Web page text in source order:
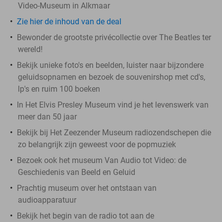
Video-Museum in Alkmaar
Zie hierde inhoud van de deal
Bewonder de grootste privécollectie over The Beatles ter
wereld!
Bekijk unieke foto's en beelden, luister naar bijzondere
geluidsopnamen en bezoek de souvenirshop met cd's,
lp's en ruim 100 boeken
In Het Elvis Presley Museum vind je het levenswerk van
meer dan 50 jaar
Bekijk bij Het Zeezender Museum radiozendschepen die
zo belangrijk zijn geweest voor de popmuziek
Bezoek ook het museum Van Audio tot Video: de
Geschiedenis van Beeld en Geluid
Prachtig museum over het ontstaan van
audioapparatuur
Bekijk het begin van de radio tot aan de